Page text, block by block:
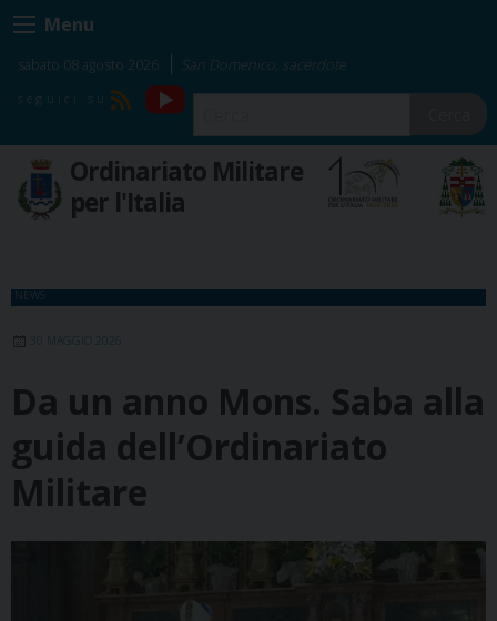
Skip
to
content
Menu
sabato 08 agosto 2026 San Domenico, sacerdote
RSS
YouTube
Ordinariato Militare
per l'Italia
NEWS
30 MAGGIO 2026
Da un anno Mons. Saba alla
guida dell’Ordinariato
Militare